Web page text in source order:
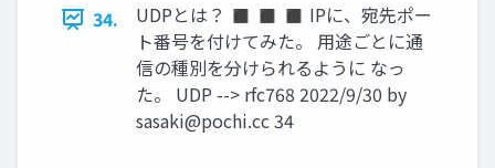
34.
UDPとは？ ◼ ◼ ◼ IPに、宛先ポー
ト番号を付けてみた。 用途ごとに通
信の種別を分けられるように なっ
た。 UDP --> rfc768 2022/9/30 by
sasaki@pochi.cc34